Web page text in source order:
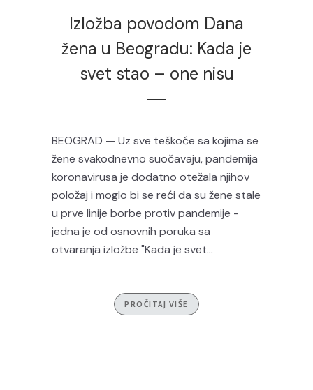
Izložba povodom Dana
žena u Beogradu: Kada je
svet stao – one nisu
BEOGRAD — Uz sve teškoće sa kojima se
žene svakodnevno suočavaju, pandemija
koronavirusa je dodatno otežala njihov
položaj i moglo bi se reći da su žene stale
u prve linije borbe protiv pandemije -
jedna je od osnovnih poruka sa
otvaranja izložbe "Kada je svet...
PROČITAJ VIŠE